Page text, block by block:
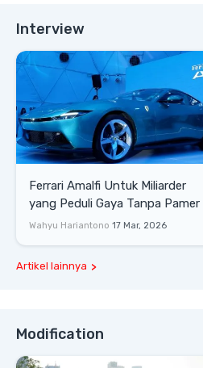
Interview
Ferrari Amalfi Untuk Miliarder
yang Peduli Gaya Tanpa Pamer
Wahyu Hariantono 17 Mar, 2026
Artikel lainnya
Modification